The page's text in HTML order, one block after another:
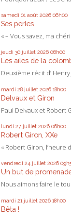
samedi 01 août 2026 06h00
Ses perles
« – Vous savez, ma
jeudi 30 juillet 2026 06h00
Les ailes de la
Deuxième récit d’
mardi 28 juillet 2026 18h00
Delvaux et Giron
Paul Delvaux et Robert
lundi 27 juillet 2026 06h00
Robert Giron, XXe
« Robert Giron, l’heure
vendredi 24 juillet 2026
Un but de
Nous aimons faire le
mardi 21 juillet 2026 18h00
Bêta !